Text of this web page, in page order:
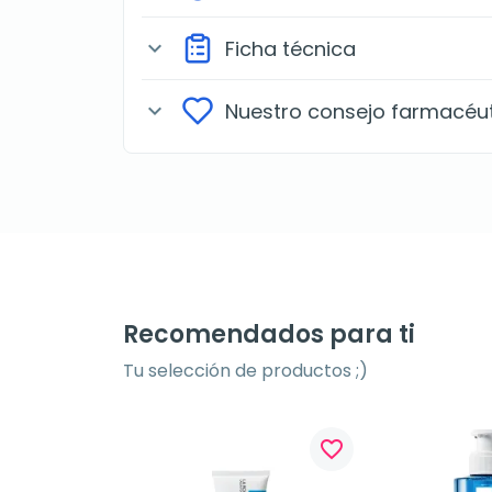
expand_more Ficha técnica
expand_more Nuestro consejo
Recomendados para ti
Tu selección de productos ;)
favorite_border